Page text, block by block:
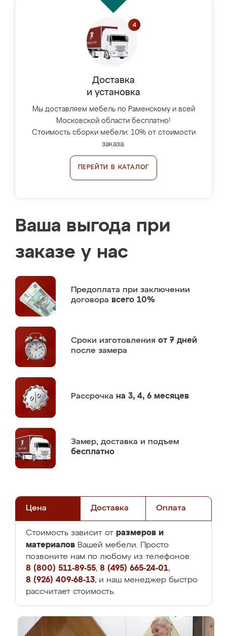
Доставка
и установка
Мы доставляем мебель по Раменскому и всей
Московской области бесплатно!
Стоимость сборки мебели: 10% от стоимости
заказа.
ПЕРЕЙТИ В КАТАЛОГ
Ваша выгода при
заказе у нас
Предоплата при заключении
договора всего 10%
Сроки изготовления от 7 дней
после замера
Рассрочка на 3, 4, 6 месяцев
Замер, доставка и подъем
бесплатно
Цена Доставка Оплата
Стоимость зависит от размеров и
материалов Вашей мебели. Просто
позвоните нам по любому из телефонов:
8 (800) 511-89-55, 8 (495) 665-24-01,
8 (926) 409-68-13, и наш менеджер быстро
рассчитает стоимость.